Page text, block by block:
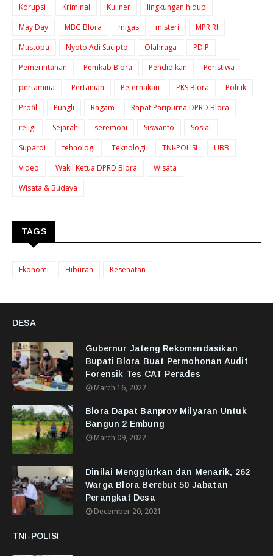
Korupsi
Kriminal Kuliner
lingkungan hidup
May Day
MBG Blora migas misteri
MPR RI
Mustopa
Nyoto Adi Sucipto Olahraga
PDIP
Pemerintahan
Pemkab Blora Pendidikan
Peristiwa
pertamina
Pertanian Peternakan PKS Blora
Politik
Profil
Pungli Ragam
Rapat Paripurna DPRD Blora
religi
Sejarah seremoni Siswanto
Sosial
Supardi
tehnologi Teknologi TNI-POLISI
UBB
Video
Wakil Ketua DPRD Blora
Wisata
Wisata & Budaya
TAGS
Ekonomi Hiburan Kesehatan
DESA
Gubernur Jateng Rekomendasikan
Bupati Blora Buat Permohonan Audit
Forensik Tes CAT Perades
March 16, 2022
Blora Dapat Banprov Milyaran Untuk
Bangun 2 Embung
March 09, 2022
Dinilai Menggiurkan dan Menarik, 262
Warga Blora Berebut 50 Jabatan
Perangkat Desa
December 20, 2021
TNI-POLISI